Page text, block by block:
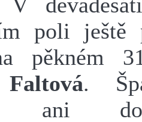
poli ještě
pěkném
.
ani